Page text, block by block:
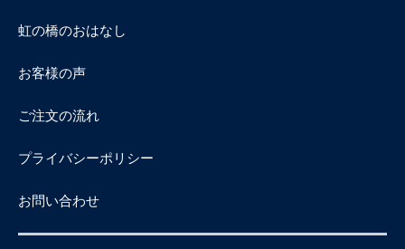
虹の橋のおはなし
お客様の声
ご注文の流れ
プライバシーポリシー
お問い合わせ